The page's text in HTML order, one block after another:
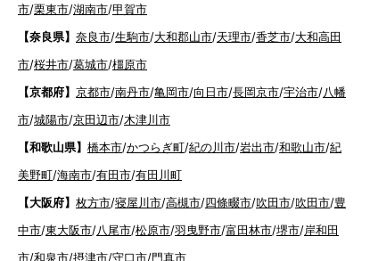
市/栗東市/湖南市/甲賀市
【奈良県】 奈良市/生駒市/大和郡山市/天理市/香芝市/大和高田
市/桜井市/葛城市/橿原市
【京都府】 京都市/南丹市/亀岡市/向日市/長岡京市/宇治市/八幡
市/城陽市/京田辺市/木津川市
【和歌山県】 橋本市/かつらぎ町/紀の川市/岩出市/和歌山市/紀
美野町/海南市/有田市/有田川町
【大阪府】 枚方市/寝屋川市/高槻市/四條畷市/吹田市/吹田市/豊
中市/東大阪市/八尾市/松原市/羽曳野市/富田林市/堺市/岸和田
市/和泉市/摂津市/守口市/門真市